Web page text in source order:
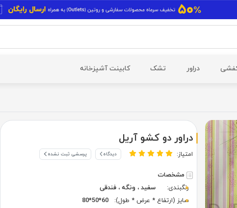
دراور تشک کابینت آشپزخانه
دراور دو کشو آریل
امتیاز: دیدگاه پرسشی ثبت نشده
مشخصات
رنگبندی:
سفید ، ونگه ، فندقی
سایز (ارتفاع * عرض * طول):
60*50*80